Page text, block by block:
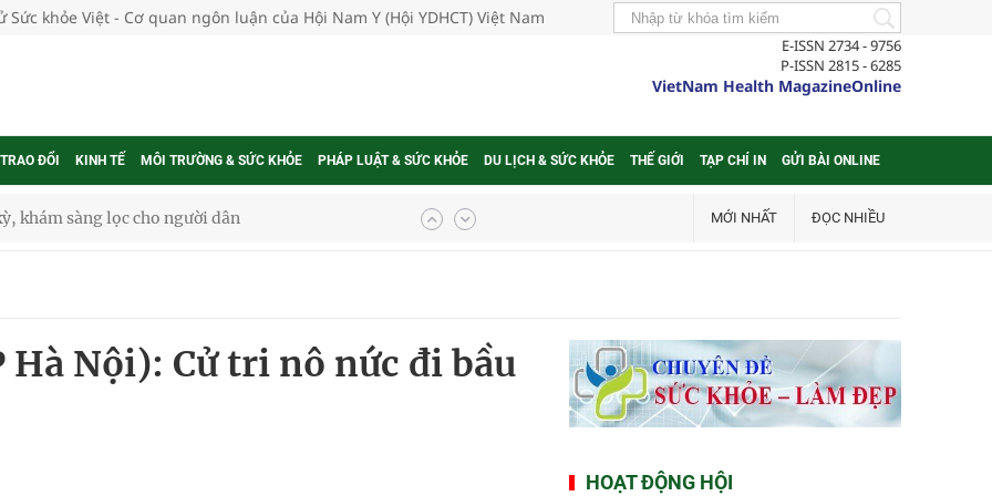
Sức khỏe Việt - Cơ quan ngôn luận của Hội Nam Y (Hội YDHCT) Việt Nam
E-ISSN 2734 - 9756
P-ISSN 2815 - 6285
VietNam Health MagazineOnline
ĐỔI KINH TẾ MÔI TRƯỜNG & SỨC KHỎE PHÁP LUẬT & SỨC KHỎE DU LỊCH & SỨC KHỎE THẾ GIỚI TẠP CHÍ IN GỬI BÀI ONLINE
cực hiệu quả
thực tế
ung thư
MỚI NHẤT ĐỌC NHIỀU
Nội): Cử tri nô nức đi bầu
HOẠT ĐỘNG HỘI